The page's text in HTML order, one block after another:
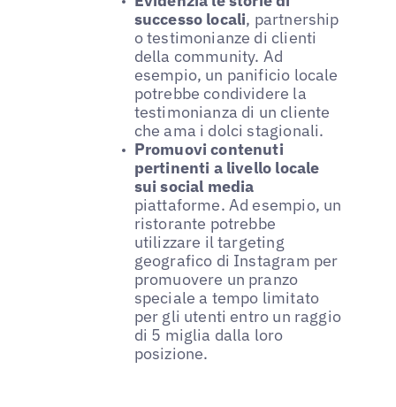
successo locali, partnership
o testimonianze di clienti
della community. Ad
esempio, un panificio locale
potrebbe condividere la
testimonianza di un cliente
che ama i dolci stagionali.
Promuovi contenuti
pertinenti a livello locale
sui social media
piattaforme. Ad esempio, un
ristorante potrebbe
utilizzare il targeting
geografico di Instagram per
promuovere un pranzo
speciale a tempo limitato
per gli utenti entro un raggio
di 5 miglia dalla loro
posizione.